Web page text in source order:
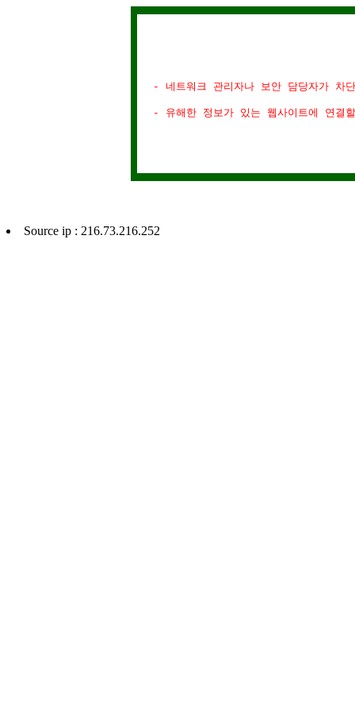
- 네트워크 관리자나 보안 담당자가 차
- 유해한 정보가 있는 웹사이트에 연결
Source ip : 216.73.216.252